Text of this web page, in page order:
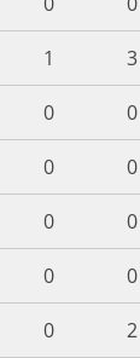
1 3
0 0
0 0
0 0
0 0
0 2